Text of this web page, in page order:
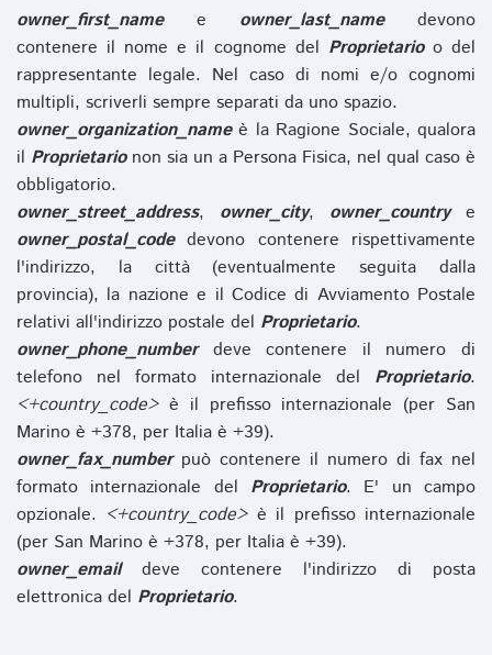
owner_first_namee owner_last_namedevono
contenere il nome e il cognome del Proprietarioo del
rappresentante legale. Nel caso di nomi e/o cognomi
multipli, scriverli sempre separati da uno spazio.
owner_organization_nameè la Ragione Sociale, qualora
il Proprietarionon sia un a Persona Fisica, nel qual caso è
obbligatorio.
owner_street_address, owner_city, owner_countrye
owner_postal_codedevono contenere rispettivamente
l'indirizzo, la città (eventualmente seguita dalla
provincia), la nazione e il Codice di Avviamento Postale
relativi all'indirizzo postale del Proprietario.
owner_phone_numberdeve contenere il numero di
telefono nel formato internazionale del Proprietario.
<+country_code>è il prefisso internazionale (per San
Marino è +378, per Italia è +39).
owner_fax_numberpuò contenere il numero di fax nel
formato internazionale del Proprietario. E' un campo
opzionale. <+country_code>è il prefisso internazionale
(per San Marino è +378, per Italia è +39).
owner_emaildeve contenere l'indirizzo di posta
elettronica del Proprietario.